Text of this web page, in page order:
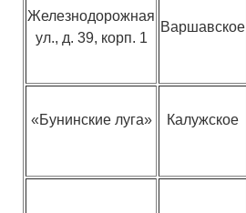
Железнодорожная
ул., д. 39, корп. 1
Варшавское
«Бунинские луга» Калужское